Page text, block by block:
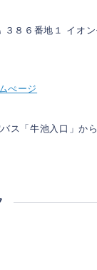
３８６番地１ イオ
ぺージ
ス「牛池入口」か